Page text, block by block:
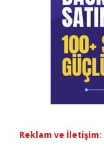
Reklam ve İletişim: